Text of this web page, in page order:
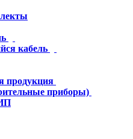
кабель
продукция
приборы)